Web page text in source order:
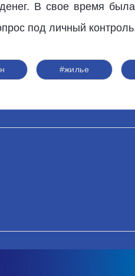
В свое время
под личный
#жилье